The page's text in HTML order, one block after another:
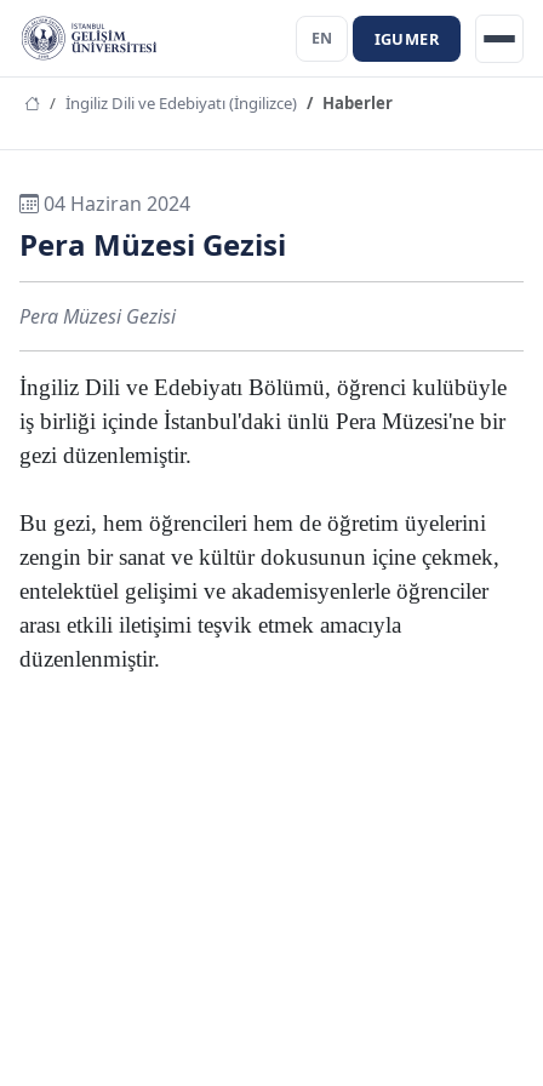
EN IGUMER
İngiliz Dili ve Edebiyatı (İngilizce) Haberler
04 Haziran 2024
Pera Müzesi Gezisi
Pera Müzesi Gezisi
İngiliz Dili ve Edebiyatı Bölümü, öğrenci kulübüyle
iş birliği içinde İstanbul'daki ünlü Pera Müzesi'ne bir
gezi düzenlemiştir.
Bu gezi, hem öğrencileri hem de öğretim üyelerini
zengin bir sanat ve kültür dokusunun içine çekmek,
entelektüel gelişimi ve akademisyenlerle öğrenciler
arası etkili iletişimi teşvik etmek amacıyla
düzenlenmiştir.